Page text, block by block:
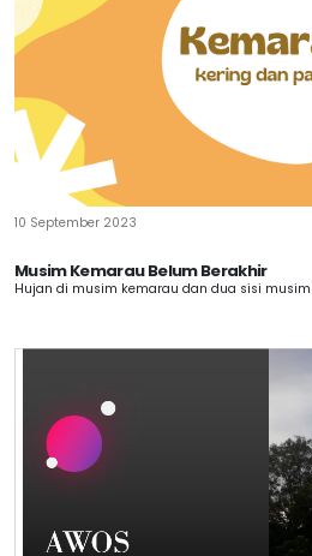
10 September 2023
Musim Kemarau Belum Berakhir
Hujan di musim kemarau dan dua sisi musim